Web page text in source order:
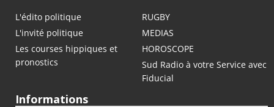
L'édito politique
RUGBY
L'invité politique
MEDIAS
Les courses hippiques et
pronostics
HOROSCOPE
Sud Radio à votre Service avec
Fiducial
Informations